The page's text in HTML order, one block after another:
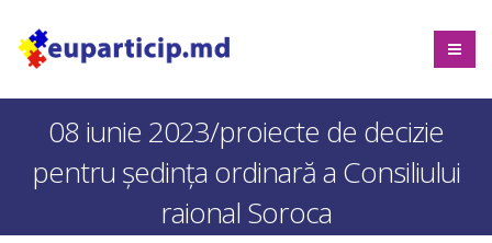
08 iunie 2023/proiecte de decizie
pentru ședința ordinară a Consiliului
raional Soroca